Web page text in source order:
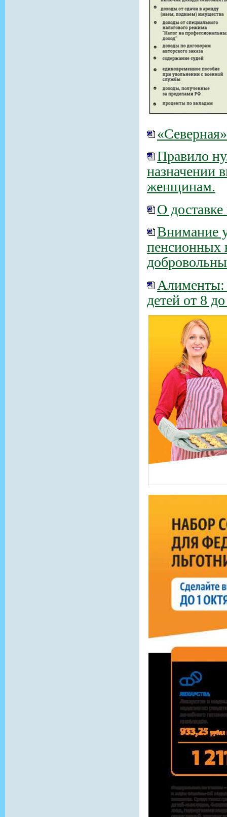
Правило
назначении
женщинам.
О
Внимание
пенсионных
Алименты:
детей от 8